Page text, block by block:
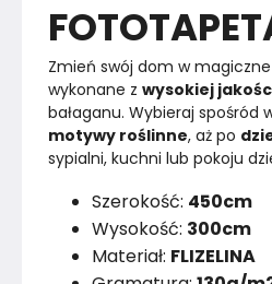
Zmień swój dom w
wykonane z wysokiej
bałaganu. Wybieraj spośród
motywy roślinne, aż po
sypialni, kuchni lub pokoju
Szerokość: 450cm
Wysokość: 300cm
Materiał: FLIZELINA